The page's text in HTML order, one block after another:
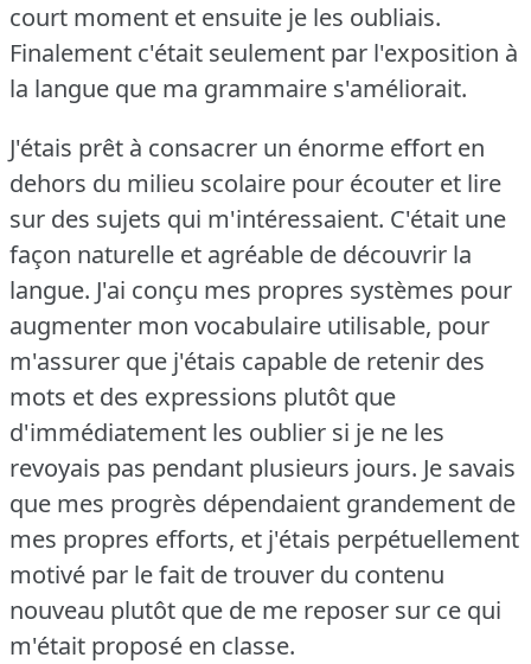
court moment et ensuite je les oubliais.
Finalement c'était seulement par l'exposition à
la langue que ma grammaire s'améliorait.
J'étais prêt à consacrer un énorme effort en
dehors du milieu scolaire pour écouter et lire
sur des sujets qui m'intéressaient. C'était une
façon naturelle et agréable de découvrir la
langue. J'ai conçu mes propres systèmes pour
augmenter mon vocabulaire utilisable, pour
m'assurer que j'étais capable de retenir des
mots et des expressions plutôt que
d'immédiatement les oublier si je ne les
revoyais pas pendant plusieurs jours. Je savais
que mes progrès dépendaient grandement de
mes propres efforts, et j'étais perpétuellement
motivé par le fait de trouver du contenu
nouveau plutôt que de me reposer sur ce qui
m'était proposé en classe.